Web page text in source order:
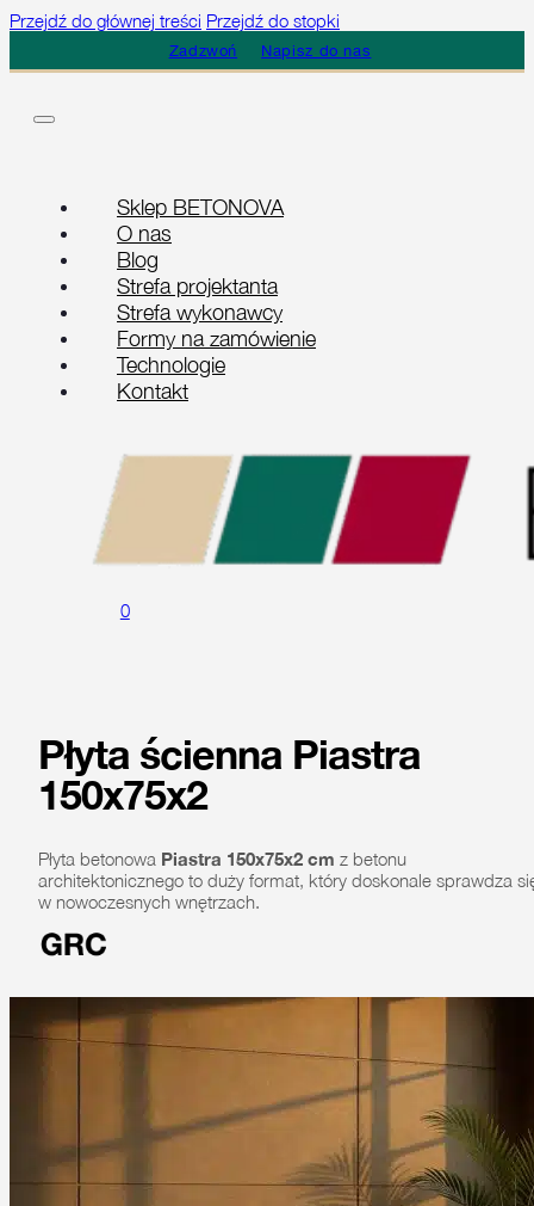
Przejdź do głównej treści Przejdź do stopki
Zadzwoń Napisz do nas
Sklep BETONOVA
O nas
Blog
Strefa projektanta
Strefa wykonawcy
Formy na zamówienie
Technologie
Kontakt
0
Płyta ścienna Piastra
150x75x2
Płyta betonowa Piastra 150x75x2 cm z betonu
architektonicznego to duży format, który doskonale sprawdza
w nowoczesnych wnętrzach.